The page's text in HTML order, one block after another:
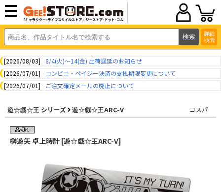
詳細
検索
[2026/08/03]
8/4(火)～14(金) 出荷遅延のお知らせ
[2026/07/01]
コンビニ・ペイジー決済の支払期限変更について
[2026/07/01]
ご注文確定メールの廃止について
遊☆戯☆王 シリーズ 遊☆戯☆王ARC-V コスパ
榊遊矢 卓上時計 [遊☆戯☆王ARC-V]